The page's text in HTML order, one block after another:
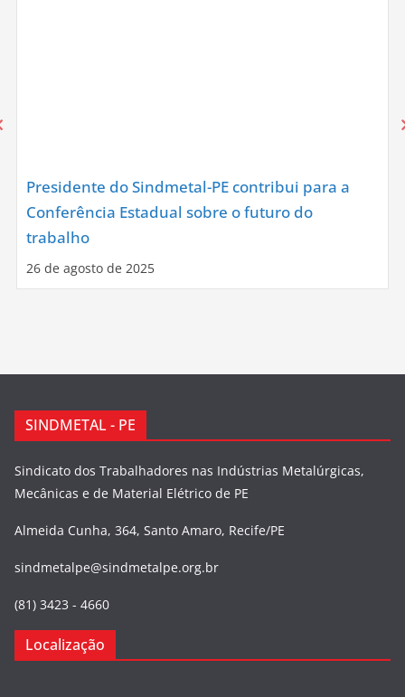
Presidente do Sindmetal-PE contribui para a
Conferência Estadual sobre o futuro do
trabalho
26 de agosto de 2025
SINDMETAL - PE
Sindicato dos Trabalhadores nas Indústrias Metalúrgicas,
Mecânicas e de Material Elétrico de PE
Almeida Cunha, 364, Santo Amaro, Recife/PE
sindmetalpe@sindmetalpe.org.br
(81) 3423 - 4660
Localização